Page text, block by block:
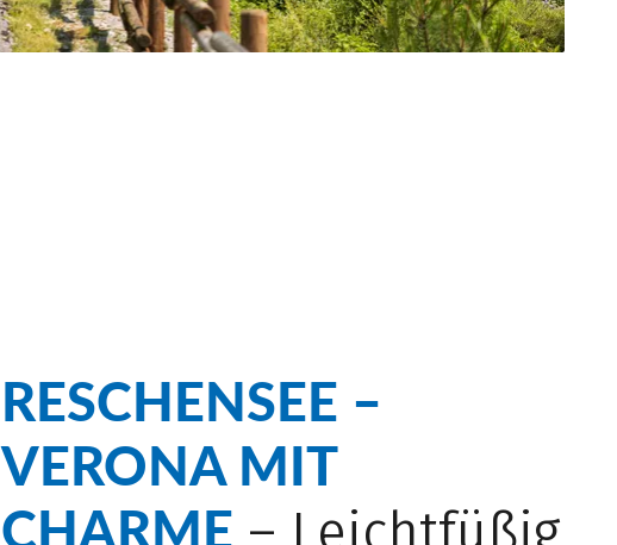
RESCHENSEE –
VERONA MIT
CHARME